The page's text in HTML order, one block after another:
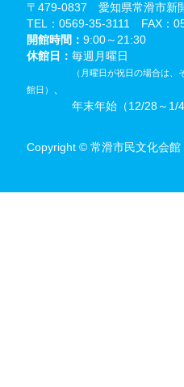
〒479-0837 愛知県常滑市新
TEL：0569-35-3111 FAX：
開館時間： 9:00～21:30
休館日： 毎週月曜日
（月曜日が祝日の場合は
館日）
、
年末年始（12/28～1/4
Copyright © 常滑市民文化会